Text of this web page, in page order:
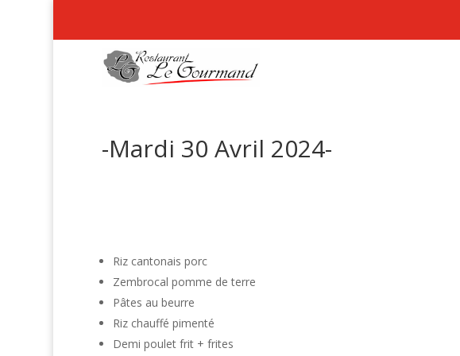
-Mardi 30 Avril 2024-
Riz cantonais porc
Zembrocal pomme de terre
Pâtes au beurre
Riz chauffé pimenté
Demi poulet frit + frites